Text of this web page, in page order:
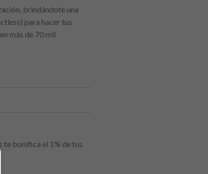
brindándote una
para hacer tus
más de 70 mil
te bonifica el 1% de tus